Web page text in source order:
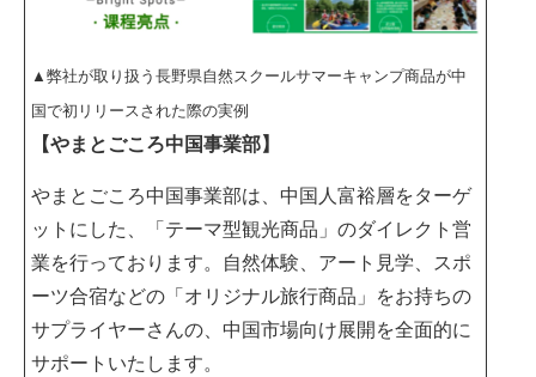
▲弊社が取り扱う長野県自然スクールサマーキャンプ商品が中
国で初リリースされた際の実例
【やまとごころ中国事業部】
やまとごころ中国事業部は、中国人富裕層をターゲ
ットにした、「テーマ型観光商品」のダイレクト営
業を行っております。自然体験、アート見学、スポ
ーツ合宿などの「オリジナル旅行商品」をお持ちの
サプライヤーさんの、中国市場向け展開を全面的に
サポートいたします。